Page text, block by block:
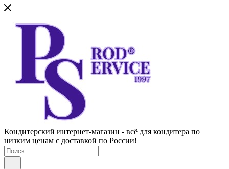
Кондитерский интернет-магазин - всё для кондитера по
низким ценам с доставкой по России!